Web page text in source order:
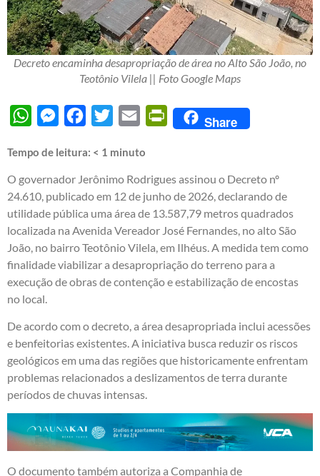
Decreto encaminha desapropriação de área no Alto São João, no
Teotônio Vilela || Foto Google Maps
WhatsAppMessengerFacebook
Twitter Email PrintFriendly
Share
Tempo de leitura: < 1 minuto
O governador Jerônimo Rodrigues assinou o Decreto nº
24.610, publicado em 12 de junho de 2026, declarando de
utilidade pública uma área de 13.587,79 metros quadrados
localizada na Avenida Vereador José Fernandes, no alto São
João, no bairro Teotônio Vilela, em Ilhéus. A medida tem como
finalidade viabilizar a desapropriação do terreno para a
execução de obras de contenção e estabilização de encostas
no local.
De acordo com o decreto, a área desapropriada inclui acessões
e benfeitorias existentes. A iniciativa busca reduzir os riscos
geológicos em uma das regiões que historicamente enfrentam
problemas relacionados a deslizamentos de terra durante
períodos de chuvas intensas.
O documento também autoriza a Companhia de